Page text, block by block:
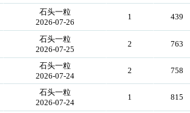
石头一粒
2026-07-26
1 439
石头一粒
2026-07-25
2 763
石头一粒
2026-07-24
2 758
石头一粒
2026-07-24
1 815